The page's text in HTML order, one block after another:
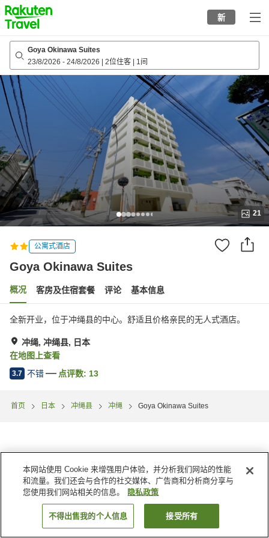
to
top
page
新
Goya Okinawa Suites
23/8/2026 - 24/8/2026 2位住客 1间
21
公寓式酒店
Goya Okinawa Suites
概况 客房及住宿套餐 评论 基本信息
全新开业，位于冲绳县的中心。舒适且价格亲民的无人式酒店。
冲绳, 冲绳县, 日本
在地图上查看
3.7 不错 点评数: 13
首页 日本 冲绳县 冲绳 Goya Okinawa Suites
搜索客房
本网站使用 Cookie 来增强用户体验，并分析我们网站的性能
和流量。我们还会与合作的社交媒体、广告商和分析商分享与
您使用我们网站相关的信息。
隐私政策
不得出售我的个人信息 接受所有